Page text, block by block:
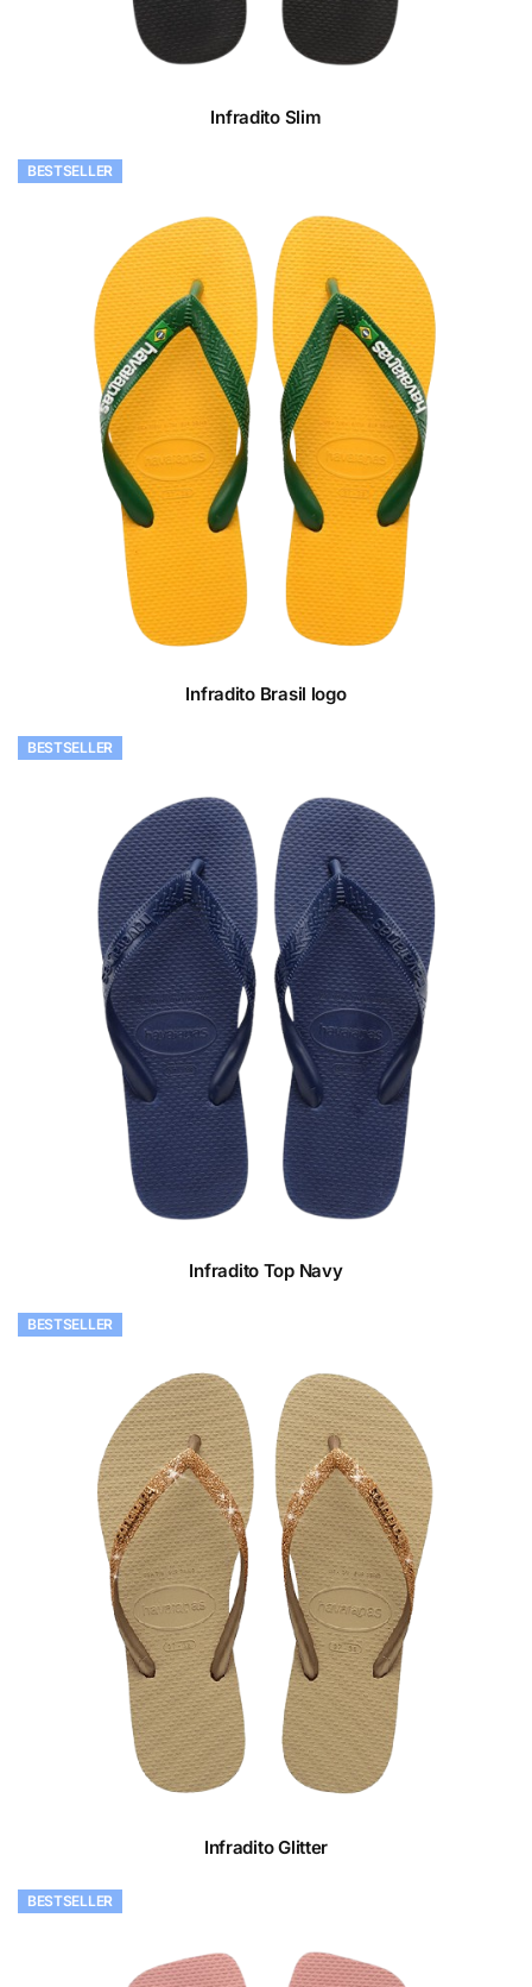
Infradito Slim
BESTSELLER
Infradito Brasil logo
BESTSELLER
Infradito Top Navy
BESTSELLER
Infradito Glitter
BESTSELLER